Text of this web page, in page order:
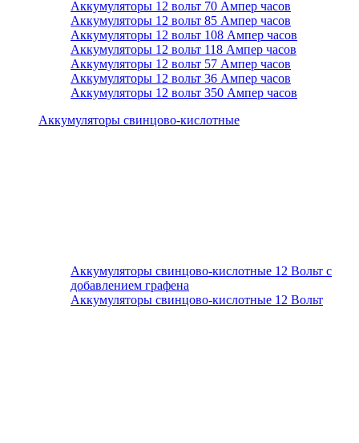
Аккумуляторы 12 вольт 70 Ампер часов
Аккумуляторы 12 вольт 85 Ампер часов
Аккумуляторы 12 вольт 108 Ампер часов
Аккумуляторы 12 вольт 118 Ампер часов
Аккумуляторы 12 вольт 57 Ампер часов
Аккумуляторы 12 вольт 36 Ампер часов
Аккумуляторы 12 вольт 350 Ампер часов
Аккумуляторы свинцово-кислотные
Аккумуляторы свинцово-кислотные 12 Вольт с
добавлением графена
Аккумуляторы свинцово-кислотные 12 Вольт